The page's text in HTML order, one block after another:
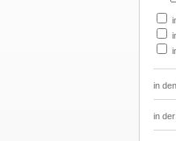
in
in